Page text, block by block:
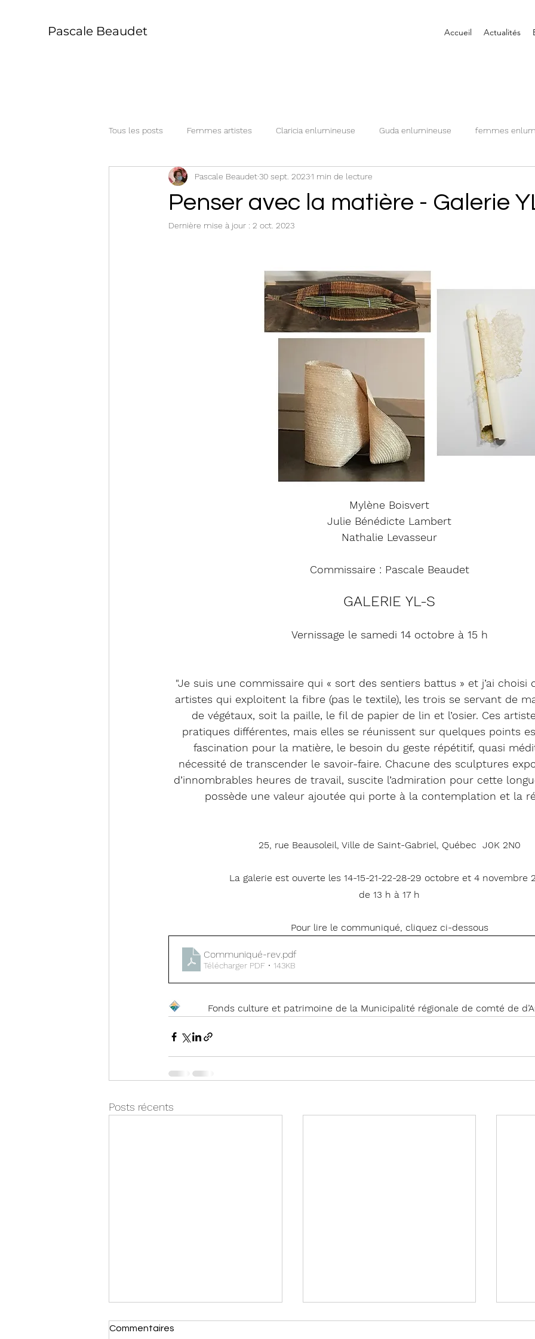
Pascale Beaudet Accueil Actualités
Tous les posts Femmes artistes Claricia enlumineuse Guda enlumineuse femmes
Herrade de Landsberg Hildegarde de Bingen Moyen Âge
Christine de Pizan
Penser avec la matière - Galerie
Pascale Beaudet30 sept. 20231 min de lecture
Dernière mise à jour : 2 oct. 2023
Mylène Boisvert
Julie Bénédicte Lambert
Nathalie Levasseur
Commissaire : Pascale Beaudet
GALERIE YL-S
Vernissage le samedi 14 octobre à 15 h
"Je suis une commissaire qui « sort des sentiers battus » et j’ai choisi
artistes qui exploitent la fibre (pas le textile), les trois se servant de
de végétaux, soit la paille, le fil de papier de lin et l’osier. Ces
pratiques différentes, mais elles se réunissent sur quelques points
fascination pour la matière, le besoin du geste répétitif, quasi
nécessité de transcender le savoir-faire. Chacune des sculptures
d’innombrables heures de travail, suscite l’admiration pour cette
possède une valeur ajoutée qui porte à la contemplation et la
25, rue Beausoleil, Ville de Saint-Gabriel, Québec  J0K 2N0
La galerie est ouverte les 14-15-21-22-28-29 octobre et 4 novembre
de 13 h à 17 h
Pour lire le communiqué, cliquez ci-dessous
Communiqué-rev .pdf
Télécharger PDF • 143KB
Fonds culture et patrimoine de la Municipalité régionale de comté de
Posts récents
Commentaires